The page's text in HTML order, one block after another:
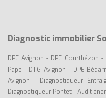
Diagnostic immobilier
DPE Avignon - DPE Courthézon -
Pape - DTG Avignon - DPE
Avignon - Diagnostiqueur
Diagnostiqueur Pontet -Audit